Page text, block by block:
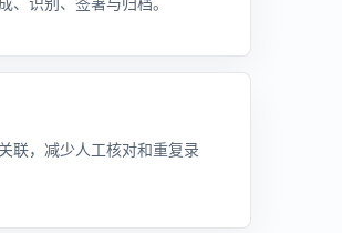
联，减少人工核对和重复录